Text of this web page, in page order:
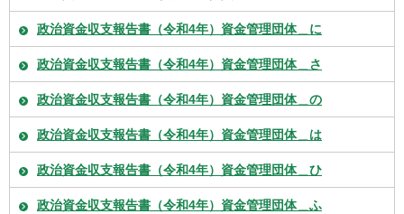
政治資金収支報告書（令和4年）資金管理団体＿に
政治資金収支報告書（令和4年）資金管理団体＿さ
政治資金収支報告書（令和4年）資金管理団体＿の
政治資金収支報告書（令和4年）資金管理団体＿は
政治資金収支報告書（令和4年）資金管理団体＿ひ
政治資金収支報告書（令和4年）資金管理団体＿ふ